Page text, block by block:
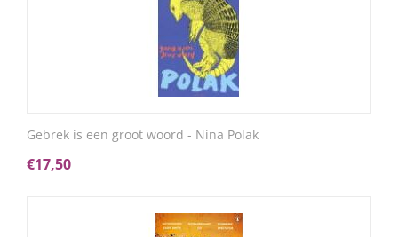
Gebrek is een groot woord - Nina Polak
€17,50